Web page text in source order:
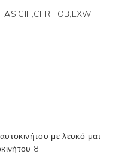
FAS,CIF,CFR,FOB,EXW